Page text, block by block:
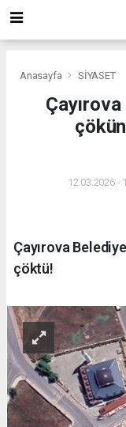
Anasayfa SİYASET
12.03.2026 -
Çayırova
çöktü!